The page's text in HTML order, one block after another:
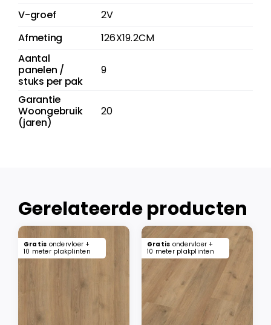
V-groef
2V
Afmeting
126X19.2CM
Aantal
panelen /
stuks per pak
9
Garantie
Woongebruik
(jaren)
20
Gerelateerde producten
Gratis ondervloer +
10 meter plakplinten
Gratis ondervloer +
10 meter plakplinten